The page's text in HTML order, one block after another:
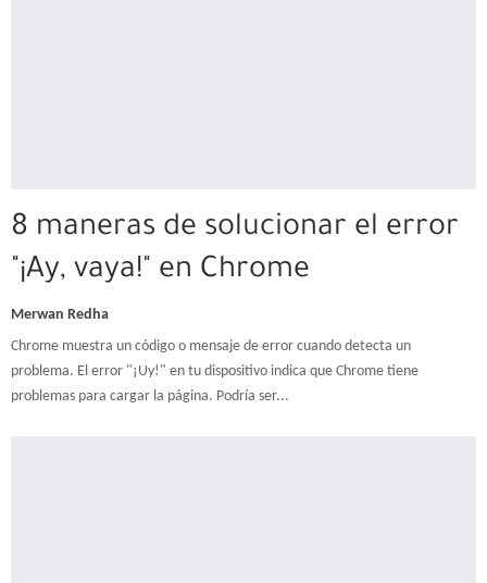
8 maneras de solucionar el error
"¡Ay, vaya!" en Chrome
Merwan Redha
Chrome muestra un código o mensaje de error cuando detecta un
problema. El error "¡Uy!" en tu dispositivo indica que Chrome tiene
problemas para cargar la página. Podría ser...